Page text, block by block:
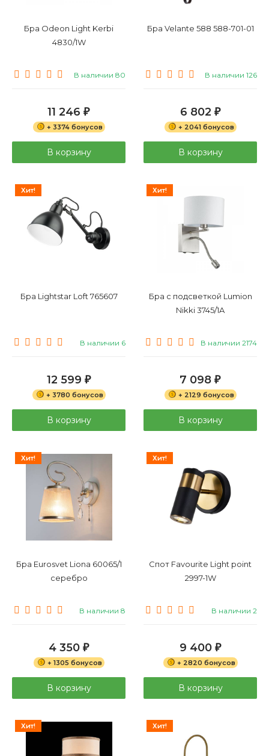
Бра Odeon Light Kerbi
4830/1W
В наличии 80
11 246 ₽
+ 3374 бонусов
В корзину
Бра Velante 588 588-701-01
В наличии 126
6 802 ₽
+ 2041 бонусов
В корзину
Хит!
Бра Lightstar Loft 765607
В наличии 6
12 599 ₽
+ 3780 бонусов
В корзину
Хит!
Бра с подсветкой Lumion
Nikki 3745/1A
В наличии 2174
7 098 ₽
+ 2129 бонусов
В корзину
Хит!
Бра Eurosvet Liona 60065/1
серебро
В наличии 8
4 350 ₽
+ 1305 бонусов
В корзину
Хит!
Спот Favourite Light point
2997-1W
В наличии 2
9 400 ₽
+ 2820 бонусов
В корзину
Хит! Хит!